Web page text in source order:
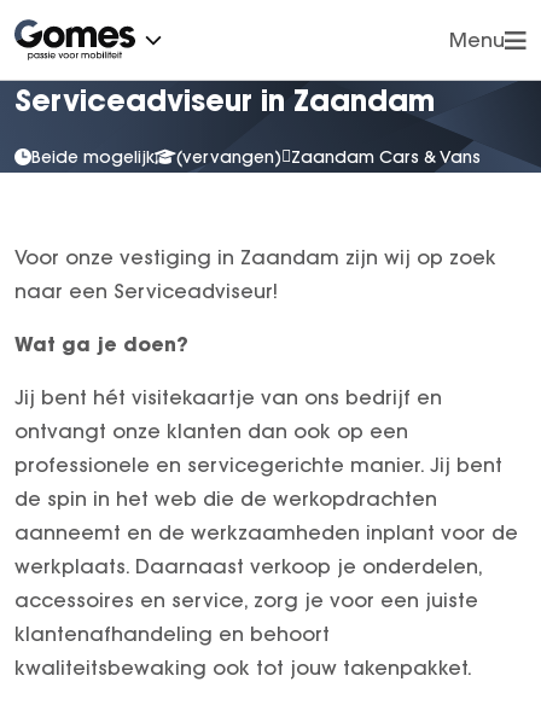
Menu
Cars
Trucks
Onderhoud
Lease
Vorige
OVER ONS
Vorige
CONTACT
Proefrit inplannen
Nieuws
Vestigingen
Reviews
Klantensite
Financiële zaken
Exclusieve kennismaking nieuwe C-Klasse
Vestigingen
Nieuws
Vacatures
Over ons
Serviceadviseur in Zaandam
Beide mogelijk (vervangen) Zaandam Cars & Vans
Voor onze vestiging in Zaandam zijn wij op zoek
naar een Serviceadviseur!
Wat ga je doen?
Jij bent hét visitekaartje van ons bedrijf en
ontvangt onze klanten dan ook op een
professionele en servicegerichte manier. Jij bent
de spin in het web die de werkopdrachten
aanneemt en de werkzaamheden inplant voor de
werkplaats. Daarnaast verkoop je onderdelen,
accessoires en service, zorg je voor een juiste
klantenafhandeling en behoort
kwaliteitsbewaking ook tot jouw takenpakket.